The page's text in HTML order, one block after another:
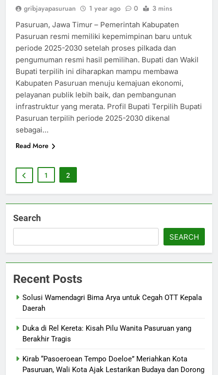
gribjayapasuruan 1 year ago 0 3 mins
Pasuruan, Jawa Timur – Pemerintah Kabupaten
Pasuruan resmi memiliki kepemimpinan baru untuk
periode 2025-2030 setelah proses pilkada dan
pengumuman resmi hasil pemilihan. Bupati dan Wakil
Bupati terpilih ini diharapkan mampu membawa
Kabupaten Pasuruan menuju kemajuan ekonomi,
pelayanan publik lebih baik, dan pembangunan
infrastruktur yang merata. Profil Bupati Terpilih Bupati
Pasuruan terpilih periode 2025-2030 dikenal
sebagai…
Read More
1 2
Search
SEARCH
Recent Posts
Solusi Wamendagri Bima Arya untuk Cegah OTT Kepala
Daerah
Duka di Rel Kereta: Kisah Pilu Wanita Pasuruan yang
Berakhir Tragis
Kirab “Pasoeroean Tempo Doeloe” Meriahkan Kota
Pasuruan, Wali Kota Ajak Lestarikan Budaya dan Dorong